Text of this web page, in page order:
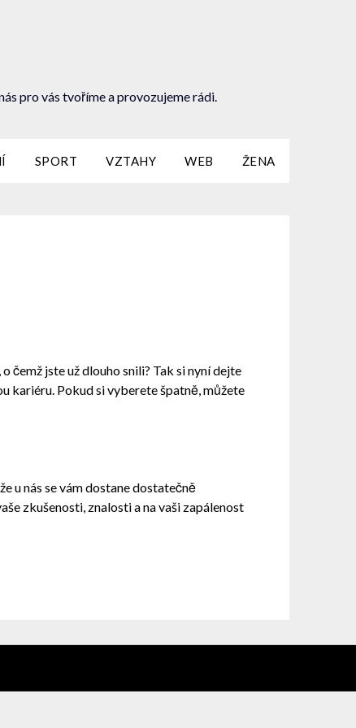
pro vás tvoříme a provozujeme rádi.
SPORT VZTAHY WEB ŽENA
čemž jste už dlouho snili? Tak si nyní dejte
kariéru. Pokud si vyberete špatně, můžete
u nás se vám dostane dostatečně
zkušenosti, znalosti a na vaši zapálenost